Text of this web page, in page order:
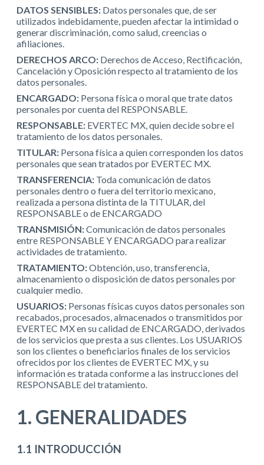
DATOS SENSIBLES: Datos personales que, de ser
utilizados indebidamente, pueden afectar la intimidad o
generar discriminación, como salud, creencias o
afiliaciones.
DERECHOS ARCO: Derechos de Acceso, Rectificación,
Cancelación y Oposición respecto al tratamiento de los
datos personales.
ENCARGADO: Persona física o moral que trate datos
personales por cuenta del RESPONSABLE.
RESPONSABLE: EVERTEC MX, quien decide sobre el
tratamiento de los datos personales.
TITULAR: Persona física a quien corresponden los datos
personales que sean tratados por EVERTEC MX.
TRANSFERENCIA: Toda comunicación de datos
personales dentro o fuera del territorio mexicano,
realizada a persona distinta de la TITULAR, del
RESPONSABLE o de ENCARGADO
TRANSMISIÓN:Comunicación de datos personales
entre RESPONSABLE Y ENCARGADO para realizar
actividades de tratamiento.
TRATAMIENTO:Obtención, uso, transferencia,
almacenamiento o disposición de datos personales por
cualquier medio.
USUARIOS: Personas físicas cuyos datos personales son
recabados, procesados, almacenados o transmitidos por
EVERTEC MX en su calidad de ENCARGADO, derivados
de los servicios que presta a sus clientes. Los USUARIOS
son los clientes o beneficiarios finales de los servicios
ofrecidos por los clientes de EVERTEC MX, y su
información es tratada conforme a las instrucciones del
RESPONSABLE del tratamiento.
1. GENERALIDADES
1.1 INTRODUCCIÓN